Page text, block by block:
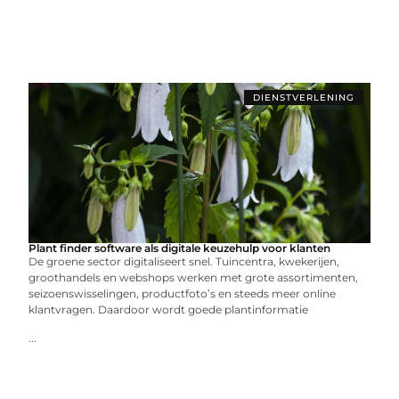
DIENSTVERLENING
Plant finder software als digitale keuzehulp voor klanten
De groene sector digitaliseert snel. Tuincentra, kwekerijen,
groothandels en webshops werken met grote assortimenten,
seizoenswisselingen, productfoto’s en steeds meer online
klantvragen. Daardoor wordt goede plantinformatie
...